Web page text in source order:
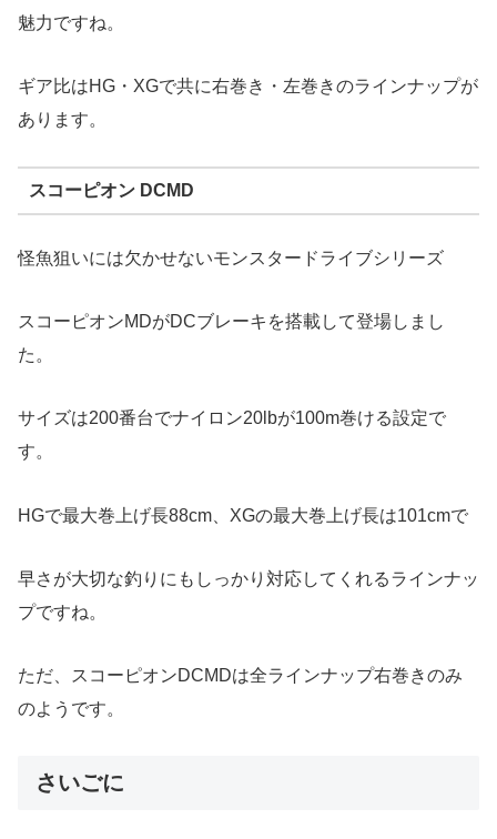
魅力ですね。
ギア比はHG・XGで共に右巻き・左巻きのラインナップが
あります。
スコーピオン DCMD
怪魚狙いには欠かせないモンスタードライブシリーズ
スコーピオンMDがDCブレーキを搭載して登場しまし
た。
サイズは200番台でナイロン20lbが100m巻ける設定で
す。
HGで最大巻上げ長88cm、XGの最大巻上げ長は101cmで
早さが大切な釣りにもしっかり対応してくれるラインナッ
プですね。
ただ、スコーピオンDCMDは全ラインナップ右巻きのみ
のようです。
さいごに